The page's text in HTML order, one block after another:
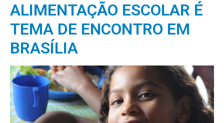
ALIMENTAÇÃO ESCOLAR É
TEMA DE ENCONTRO EM
BRASÍLIA